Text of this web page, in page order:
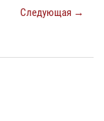
Следующая →